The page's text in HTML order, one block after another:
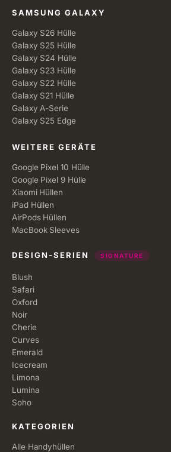
SAMSUNG GALAXY
Galaxy S26 Hülle
Galaxy S25 Hülle
Galaxy S24 Hülle
Galaxy S23 Hülle
Galaxy S22 Hülle
Galaxy S21 Hülle
Galaxy A-Serie
Galaxy S25 Edge
WEITERE GERÄTE
Google Pixel 10 Hülle
Google Pixel 9 Hülle
Xiaomi Hüllen
iPad Hüllen
AirPods Hüllen
MacBook Sleeves
DESIGN-SERIEN SIGNATURE
Blush
Safari
Oxford
Noir
Cherie
Curves
Emerald
Icecream
Limona
Lumina
Soho
KATEGORIEN
Alle Handyhüllen